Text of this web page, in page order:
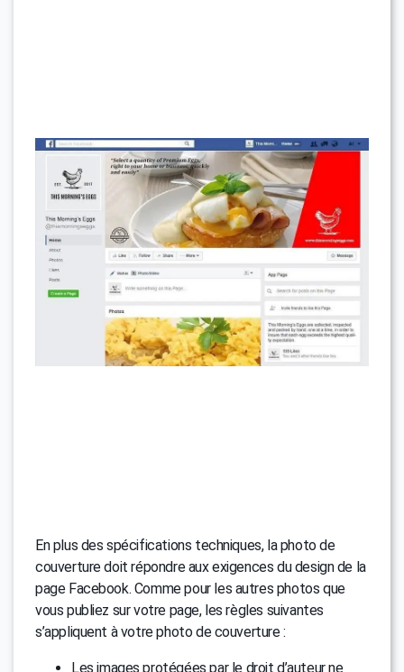
En plus des spécifications techniques, la photo de
couverture doit répondre aux exigences du design de la
page Facebook. Comme pour les autres photos que
vous publiez sur votre page, les règles suivantes
s’appliquent à votre photo de couverture :
Les images protégées par le droit d’auteur ne